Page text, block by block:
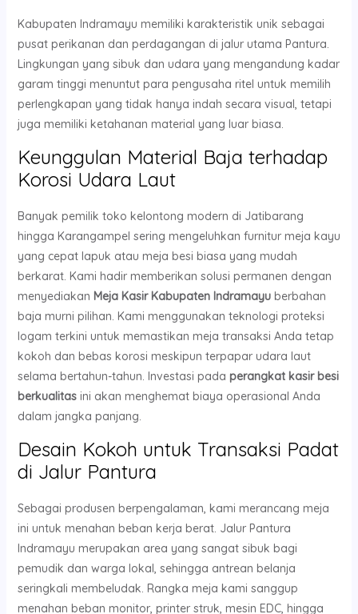
Kabupaten Indramayu memiliki karakteristik unik sebagai
pusat perikanan dan perdagangan di jalur utama Pantura.
Lingkungan yang sibuk dan udara yang mengandung kadar
garam tinggi menuntut para pengusaha ritel untuk memilih
perlengkapan yang tidak hanya indah secara visual, tetapi
juga memiliki ketahanan material yang luar biasa.
Keunggulan Material Baja terhadap
Korosi Udara Laut
Banyak pemilik toko kelontong modern di Jatibarang
hingga Karangampel sering mengeluhkan furnitur meja kayu
yang cepat lapuk atau meja besi biasa yang mudah
berkarat. Kami hadir memberikan solusi permanen dengan
menyediakan Meja Kasir Kabupaten Indramayuberbahan
baja murni pilihan. Kami menggunakan teknologi proteksi
logam terkini untuk memastikan meja transaksi Anda tetap
kokoh dan bebas korosi meskipun terpapar udara laut
selama bertahun-tahun. Investasi pada perangkat kasir besi
berkualitasini akan menghemat biaya operasional Anda
dalam jangka panjang.
Desain Kokoh untuk Transaksi Padat
di Jalur Pantura
Sebagai produsen berpengalaman, kami merancang meja
ini untuk menahan beban kerja berat. Jalur Pantura
Indramayu merupakan area yang sangat sibuk bagi
pemudik dan warga lokal, sehingga antrean belanja
seringkali membeludak. Rangka meja kami sanggup
menahan beban monitor, printer struk, mesin EDC, hingga